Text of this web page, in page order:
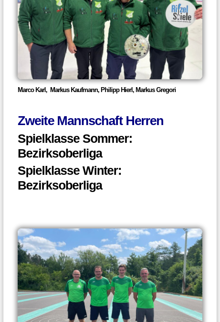
Marco Karl, Markus Kaufmann, Philipp Hierl, Markus Gregori
Zweite Mannschaft Herren
Spielklasse Sommer:
Bezirksoberliga
Spielklasse Winter:
Bezirksoberliga